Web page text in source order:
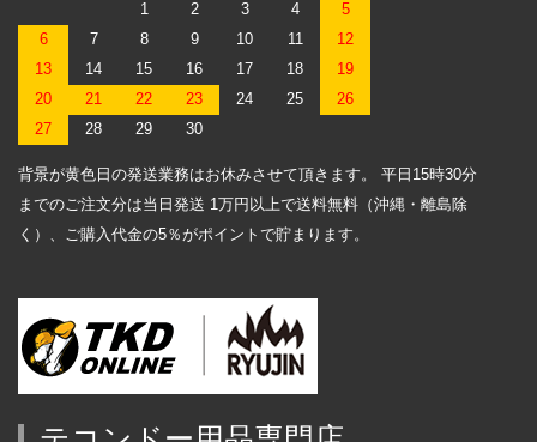
1
2 3 4
5
6
7 8 9 10 11
12
13
14 15 16 17 18
19
20
21 22 23 24 25
26
27
28 29 30
背景が黄色日の発送業務はお休みさせて頂きます。 平日15時30分
までのご注文分は当日発送 1万円以上で送料無料（沖縄・離島除
く）、ご購入代金の5％がポイントで貯まります。